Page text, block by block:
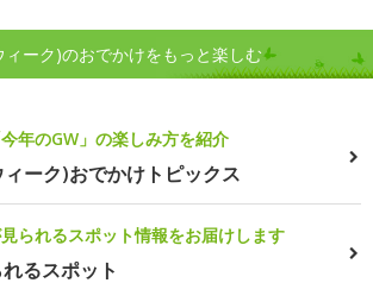
ィーク)のおでかけをもっと楽しむ
年のGW」の楽しみ方を紹介
ーク)おでかけトピックス
られるスポット情報をお届けします
るスポット